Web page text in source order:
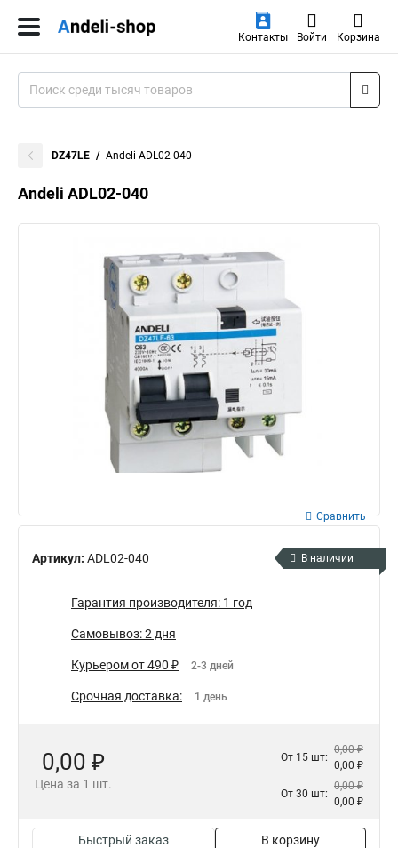
Контакты Войти Корзина
DZ47LE Andeli ADL02-040
Andeli ADL02-040
Артикул: ADL02-040
Сравнить
В наличии
Гарантия производителя: 1 год
Самовывоз: 2 дня
Курьером от 490 ₽ 2-3 дней
Срочная доставка: 1 день
0,00 ₽
Цена за 1 шт.
От 15 шт:
0,00 ₽
0,00 ₽
От 30 шт:
0,00 ₽
0,00 ₽
Быстрый заказ В корзину